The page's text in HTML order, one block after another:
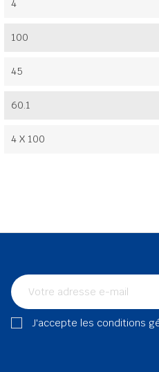
4
100
45
60.1
4 X 100
J'accepte les conditions